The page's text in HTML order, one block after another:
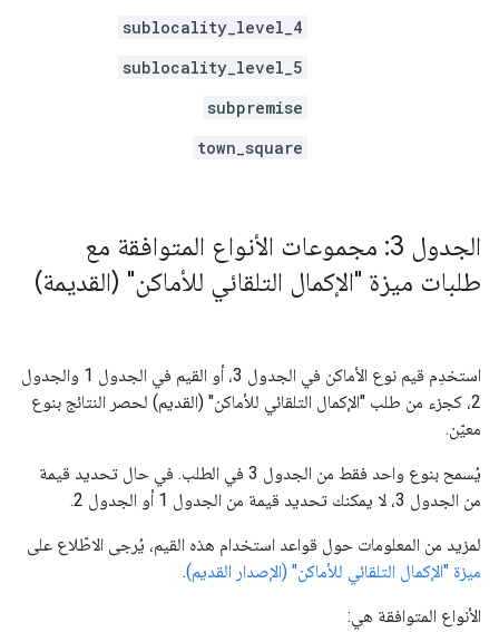
sublocality_level_4
sublocality_level_5
subpremise
town_square
الجدول 3: مجموعات الأنواع المتوافقة مع
طلبات ميزة "الإكمال التلقائي للأماكن" (القديمة)
استخدِم قيم نوع الأماكن في الجدول 3، أو القيم في الجدول 1 والجدول
2، كجزء من طلب "الإكمال التلقائي للأماكن" (القديم) لحصر النتائج بنوع
معيّن.
يُسمح بنوع واحد فقط من الجدول 3 في الطلب. في حال تحديد قيمة
من الجدول 3، لا يمكنك تحديد قيمة من الجدول 1 أو الجدول 2.
لمزيد من المعلومات حول قواعد استخدام هذه القيم، يُرجى الاطّلاع على
ميزة "الإكمال التلقائي للأماكن" (الإصدار القديم).
الأنواع المتوافقة هي: